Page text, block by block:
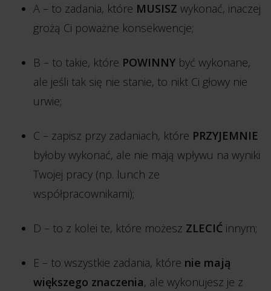
A – to zadania, które MUSISZ wykonać, inaczej
grożą Ci poważne konsekwencje;
B – to takie, które POWINNY być wykonane,
ale jeśli tak się nie stanie, to nikt Ci głowy nie
urwie;
C – zapisz przy zadaniach, które PRZYJEMNIE
byłoby wykonać, ale nie mają wpływu na wyniki
Twojej pracy (np. lunch ze
współpracownikami);
D – to z kolei te, które możesz ZLECIĆ innym;
E – to wszystkie zadania, które nie mają
większego znaczenia, ale wykonujesz je z